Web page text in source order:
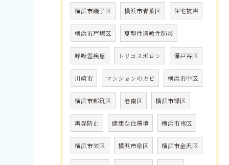
横浜市磯子区 横浜市青葉区 住宅被害
横浜市戸塚区 夏型性過敏性肺炎
呼吸器疾患 トリコスポロン 保戸谷区
川崎市 マンションのカビ 横浜市中区
横浜市都筑区 港南区 横浜市緑区
再発防止 健康な住環境 横浜市南区
横浜市栄区 横浜市泉区 横浜市金沢区